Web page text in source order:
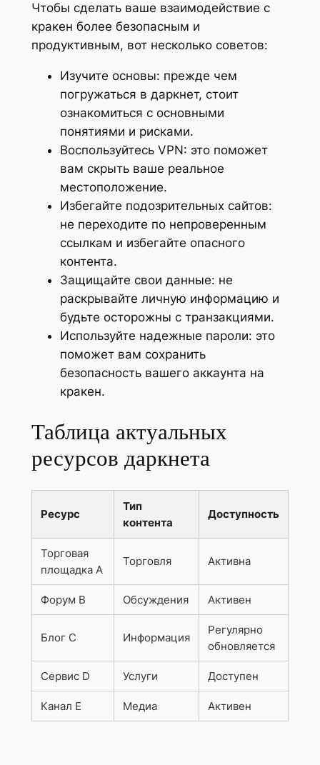
Чтобы сделать ваше взаимодействие с
кракен более безопасным и
продуктивным, вот несколько советов:
Изучите основы: прежде чем
погружаться в даркнет, стоит
ознакомиться с основными
понятиями и рисками.
Воспользуйтесь VPN: это поможет
вам скрыть ваше реальное
местоположение.
Избегайте подозрительных сайтов:
не переходите по непроверенным
ссылкам и избегайте опасного
контента.
Защищайте свои данные: не
раскрывайте личную информацию и
будьте осторожны с транзакциями.
Используйте надежные пароли: это
поможет вам сохранить
безопасность вашего аккаунта на
кракен.
Таблица актуальных
ресурсов даркнета
Ресурс
Тип
контента
Доступность
Торговая
площадка A
Торговля Активна
Форум B Обсуждения Активен
Блог C Информация
Регулярно
обновляется
Сервис D Услуги Доступен
Канал E Медиа Активен